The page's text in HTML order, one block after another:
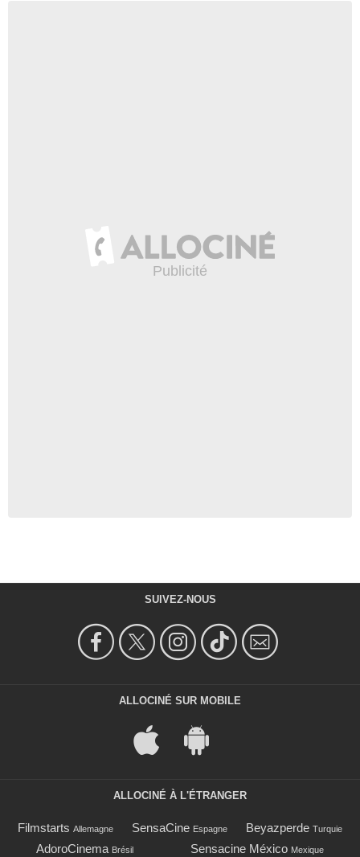
SUIVEZ-NOUS
ALLOCINÉ SUR MOBILE
ALLOCINÉ À L'ÉTRANGER
Filmstarts Allemagne SensaCine Espagne Beyazperde Turquie
AdoroCinema Brésil Sensacine México Mexique